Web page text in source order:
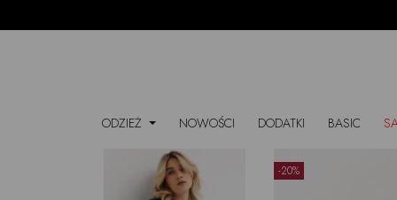
ODZIEŻ NOWOŚCI DODATKI BASIC
-20%